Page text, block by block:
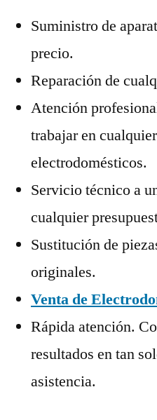
Suministro de
precio.
Reparación de
Atención
trabajar en
electrodomésticos.
Servicio técnico a
cualquier
Sustitución de
originales.
Venta de
Rápida atención.
resultados en tan
asistencia.